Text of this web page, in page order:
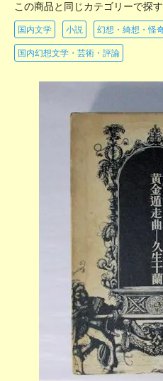
この商品と同じカテゴリーで探す
国内文学 小説 幻想・綺想・怪
国内幻想文学・芸術・評論